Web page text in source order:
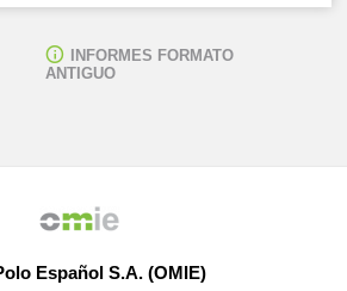
INFORMES FORMATO
ANTIGUO
Español S.A. (OMIE)